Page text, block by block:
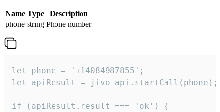
Name Type
Description
phone string Phone number
let phone = '+14084987855';
let apiResult = jivo_api.startCall(phone);
if (apiResult.result === 'ok') {